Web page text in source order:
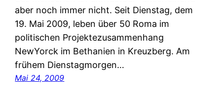
aber noch immer nicht. Seit Dienstag, dem
19. Mai 2009, leben über 50 Roma im
politischen Projektezusammenhang
NewYorck im Bethanien in Kreuzberg. Am
frühem Dienstagmorgen…
Mai 24, 2009